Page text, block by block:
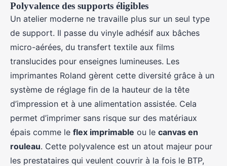
Polyvalence des supports éligibles
Un atelier moderne ne travaille plus sur un seul type
de support. Il passe du vinyle adhésif aux bâches
micro-aérées, du transfert textile aux films
translucides pour enseignes lumineuses. Les
imprimantes Roland gèrent cette diversité grâce à un
système de réglage fin de la hauteur de la tête
d’impression et à une alimentation assistée. Cela
permet d’imprimer sans risque sur des matériaux
épais comme le flex imprimable ou le canvas en
rouleau. Cette polyvalence est un atout majeur pour
les prestataires qui veulent couvrir à la fois le BTP,